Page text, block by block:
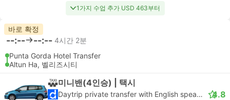
1가지 수업 추가 USD 463부터
바로 확정
--:-- --:-- 4시간 2분
Punta Gorda Hotel Transfer
Altun Ha, 벨리즈시티
미니밴(4인승) | 택시
Daytrip private transfer with English speaking driver 4.8